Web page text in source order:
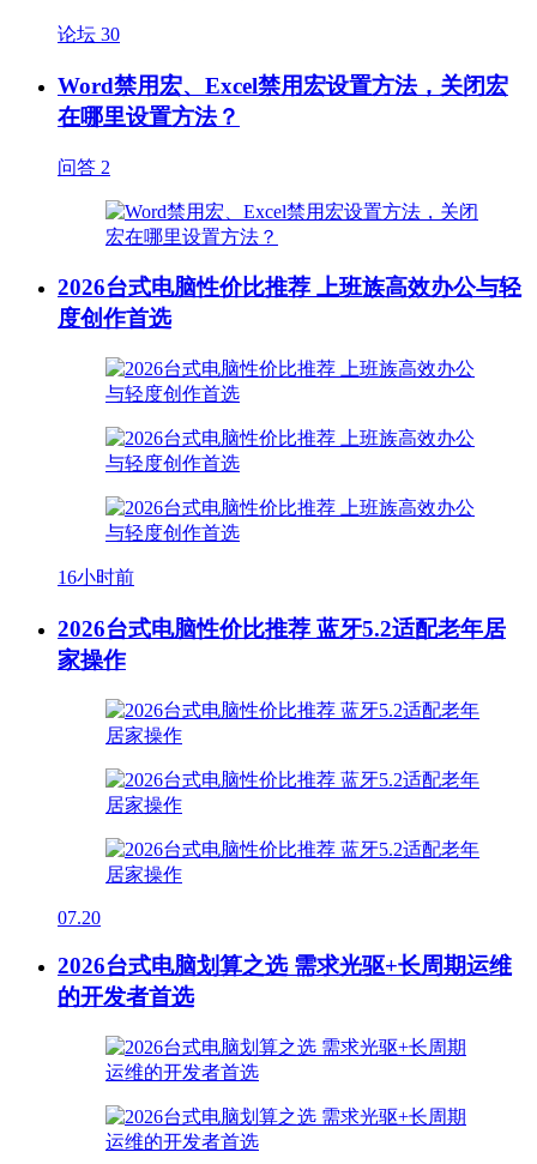
论坛 30
Word禁用宏、Excel禁用宏设置方法，关闭宏
在哪里设置方法？
问答 2
2026台式电脑性价比推荐 上班族高效办公与轻
度创作首选
16小时前
2026台式电脑性价比推荐 蓝牙5.2适配老年居
家操作
07.20
2026台式电脑划算之选 需求光驱+长周期运维
的开发者首选